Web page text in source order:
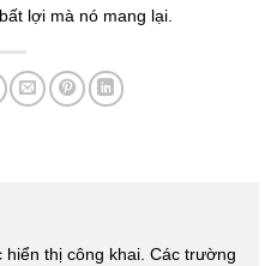
lợi mà nó mang lại.
thị công khai. Các trường